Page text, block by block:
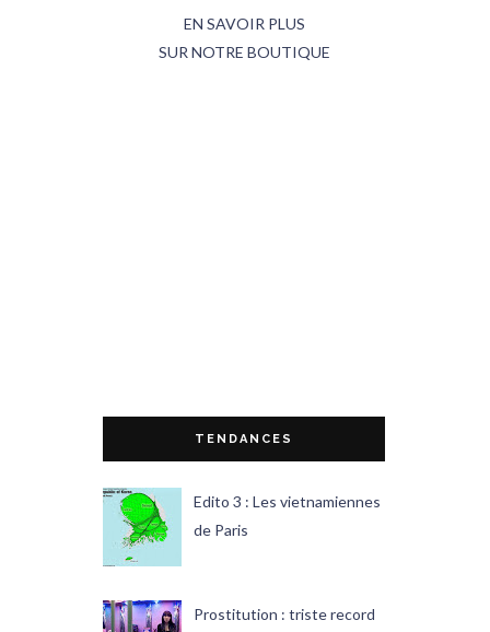
EN SAVOIR PLUS
SUR NOTRE BOUTIQUE
TENDANCES
Edito 3 : Les vietnamiennes
de Paris
Prostitution : triste record